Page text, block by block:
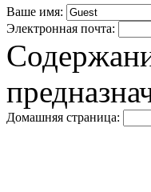
Ваше имя:
Электронная почта:
Домашняя страница: